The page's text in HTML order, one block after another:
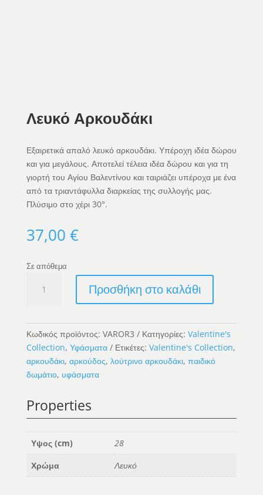
Λευκό Αρκουδάκι
Εξαιρετικά απαλό λευκό αρκουδάκι. Υπέροχη ιδέα δώρου
και για μεγάλους. Αποτελεί τέλεια ιδέα δώρου και για τη
γιορτή του Αγίου Βαλεντίνου και ταιριάζει υπέροχα με ένα
από τα τριαντάφυλλα διαρκείας της συλλογής μας.
Πλύσιμο στο χέρι 30°.
37,00 €
Σε απόθεμα
Αρκουδάκι
Προσθήκη στο καλάθι
Κωδικός προϊόντος: VAROR3 Κατηγορίες: Valentine's
Collection, Υφάσματα Ετικέτες: Valentine's Collection,
αρκουδάκι, αρκούδος, λούτρινο αρκουδάκι, παιδικό
δωμάτιο, υφάσματα
Properties
Υψος (cm)
28
Χρώμα
Λευκό